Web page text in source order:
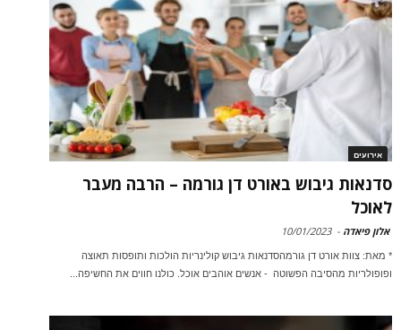
אירועים
סדנאות גיבוש באורט דן גורמה – הרבה מעבר
לאוכל
אלון פיאדה -
10/01/2023
* מאת: צוות אורט דן גורמהסדנאות גיבוש קולינריות הולכות ותופסות תאוצה
ופופולריות מהסיבה הפשוטה - אנשים אוהבים אוכל. כולנו חווים את החשיפה...